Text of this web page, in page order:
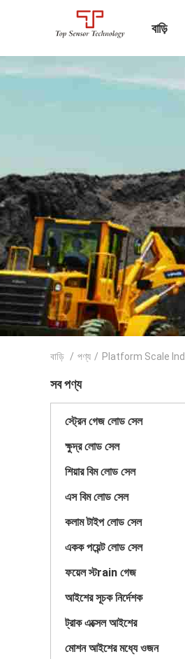
বাড়ি
বাড়ি / পণ্য / Platform Scale
সব পণ্য
স্ট্রেন গেজ লোড সেল
ক্ষুদ্র লোড সেল
শিয়ার বিম লোড সেল
এস বিম লোড সেল
কলাম টাইপ লোড সেল
একক পয়েন্ট লোড সেল
ফয়েল স্টrain গেজ
আইশের সূচক নির্দেশক
ট্রাক এক্সেল আইশের
মোশন আইশের মধ্যে ওজন